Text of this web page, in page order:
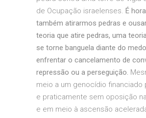
de Ocupação israelenses. É
também atirarmos pedras e
teoria que atire pedras, uma
se torne banguela diante do
enfrentar o cancelamento de
repressão ou a perseguição.
meio a um genocídio financiado
e praticamente sem oposição
e em meio à ascensão